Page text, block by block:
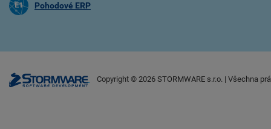
Pohodové ERP
Copyright © 2026 STORMWARE s.r.o. | Všechna